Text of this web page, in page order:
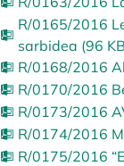
R/0165/2016
sarbidea (96
R/0168/2016
R/0170/2016
R/0173/2016
R/0174/2016
R/0175/2016